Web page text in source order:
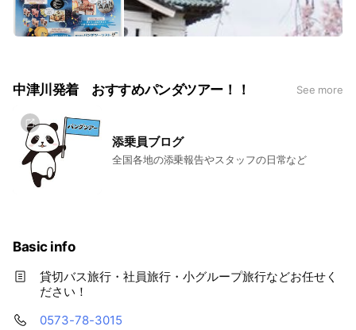
中津川発着 おすすめパンダツアー！！ See more
添乗員ブログ
全国各地の添乗報告やスタッフの日常など
Basic info
貸切バス旅行・社員旅行・小グループ旅行などお任せく
ださい！
0573-78-3015